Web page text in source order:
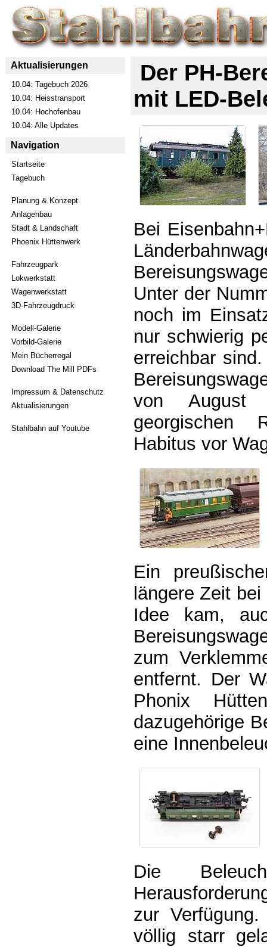
Aktualisierungen
10.04: Tagebuch 2026
10.04: Heisstransport
10.04: Hochofenbau
10.04: Alle Updates
Navigation
Startseite
Tagebuch
Planung & Konzept
Anlagenbau
Stadt & Landschaft
Phoenix Hüttenwerk
Fahrzeugpark
Lokwerkstatt
Wagenwerkstatt
3D-Fahrzeugdruck
Modell-Galerie
Vorbild-Galerie
Mein Bücherregal
Download The Mill PDFs
Impressum & Datenschutz
Aktualisierungen
Stahlbahn auf Youtube
Der PH-
mit LED-
Bei
Unter der
noch im
nur schwierig
erreichbar
von August
georgischen
Habitus vor
Ein
längere Zeit
Idee kam,
zum
entfernt. Der
Phonix
dazugehörige
eine
Die
zur
völlig starr